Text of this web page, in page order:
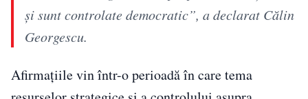
și sunt controlate democratic”, a declarat Călin
Georgescu.
Afirmațiile vin într-o perioadă în care tema